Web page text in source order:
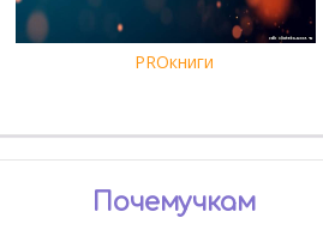
PROкниги
Почемучкам